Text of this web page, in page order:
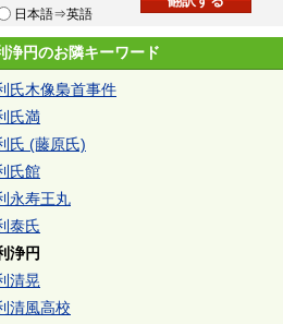
日本語⇒英語
浄円のお隣キーワード
氏木像梟首事件
氏満
氏 (藤原氏)
氏館
永寿王丸
泰氏
浄円
清晃
清風高校